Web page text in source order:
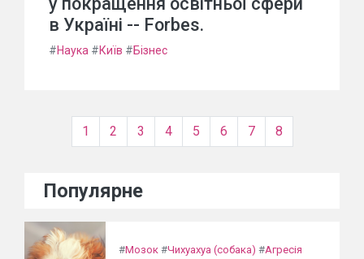
в Україні -- Forbes.
#Наука #Київ #Бізнес
1 2 3 4 5 6 7 8
Популярне
#Мозок #Чихуахуа (собака) #Агресія